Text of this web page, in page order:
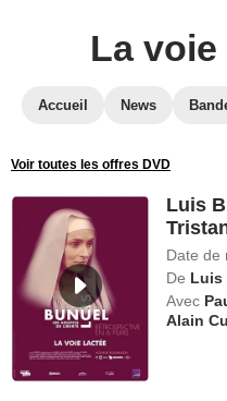
La voie
Accueil News
Voir toutes les offres DVD
Luis
Date de
De Luis
Avec
Alain